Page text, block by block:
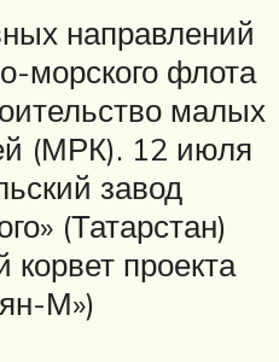
направлений
морского флота
малых
(МРК). 12 июля
завод
(Татарстан)
проекта
М»)